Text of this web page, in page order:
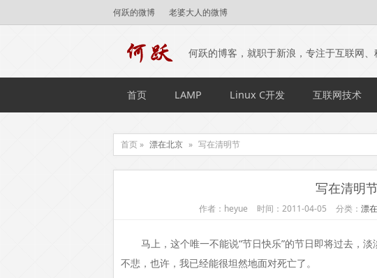
何跃的微博 老婆大人的微博
何跃的博客，就职于新浪，专注于互联网、
首页 LAMP Linux C开发 互联网技术
首页 » 漂在北京 » 写在清明节
写在清明
作者：heyue 时间：2011-04-05 分类： 漂
马上，这个唯一不能说“节日快乐”的节日即将过去，
不悲，也许，我已经能很坦然地面对死亡了。